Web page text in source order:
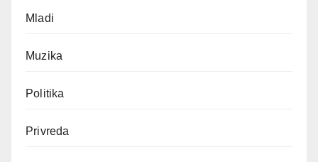
Mladi
Muzika
Politika
Privreda